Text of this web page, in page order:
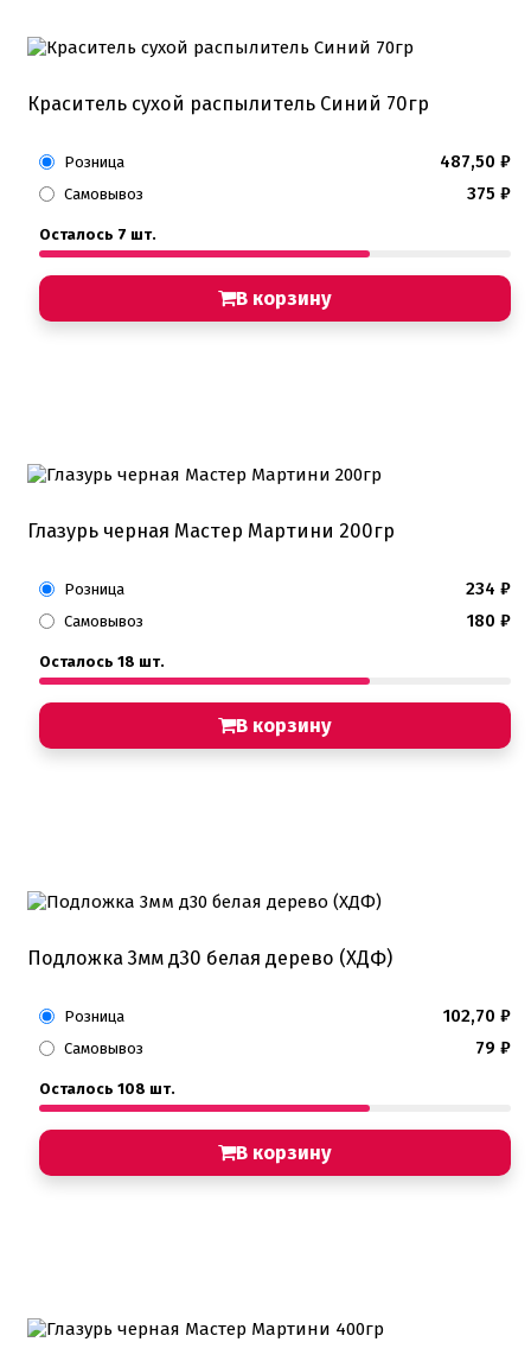
Краситель сухой распылитель Синий 70гр
Розница 487,50 ₽
Самовывоз 375 ₽
Осталось 7 шт.
В корзину
Глазурь черная Мастер Мартини 200гр
Розница 234 ₽
Самовывоз 180 ₽
Осталось 18 шт.
В корзину
Подложка 3мм д30 белая дерево (ХДФ)
Розница 102,70 ₽
Самовывоз 79 ₽
Осталось 108 шт.
В корзину